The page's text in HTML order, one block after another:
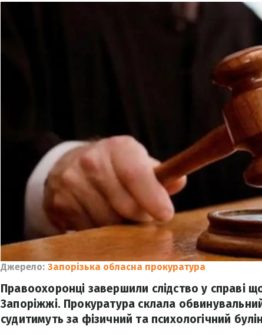
Джерело: Запорізька обласна прокуратура
Правоохоронці завершили слідство у справі
Запоріжжі. Прокуратура склала
судитимуть за фізичний та психологічний